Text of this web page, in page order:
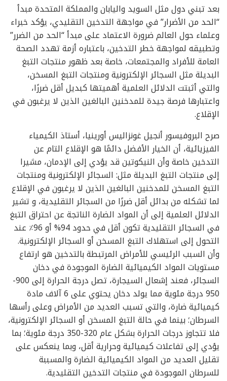
بعد تبني دول مثل السويد واليابان والمملكة المتحدة مبدأ
“الحد من الأضرار” في مواجهة التدخين التقليدي، يؤكد خبراء
وعلماء حول العالم ضرورة الاعتماد على مبدأ “الحد من الضرر”
وتطبيقه لمواجهة خطر التدخين، باعتباره أزمة تهدد الصحة
العامة للأفراد والمجتمعات، خاصة بعد ظهور منتجات التبغ
البديلة مثل السجائر الإلكترونية ومنتجات التبغ المسخن،
والتي أثبتت الدلائل العلمية أهميتها كبديل أقل ضررًا،
واعتبارها فرصة جيدة للمدخنين البالغين الذين لا يرغبون في
الإقلاع.
صرح البروفيسور أنجيل غونزاليس أورينيا، أستاذ الكيمياء
الفيزيائية، أن الخيار الأفضل دائمًا هو الإقلاع التام عن
التدخين خاصة وأن النيكوتين قد يؤدي إلى الإدمان، مشيرا
إلى منتجات التبغ البديلة مثل: السجائر الإلكترونية ومنتجات
التبغ المسخن للمدخنين البالغين الذين لا يرغبون في الإقلاع
لما تشكله من بدائل أقل ضررًا من السجائر التقليدية، و تشير
الدلائل العلمية إلى أن المواد الضارة الناتجة عن احتراق التبغ
في السجائر التقليدية تكون أقل في حدود 94% أو 96٪ عند
التحول إلى استهلاك التبغ المسخن أو السجائر الإلكترونية.
وأن السبب الرئيسي للأمراض المرتبطة بالتدخين هو ارتفاع
مستويات المواد الكيميائية الضارة الموجودة في دخان
السجائر، فعند إشعال السيجارة، تصل درجة الحرارة إلى 900-
950 درجة مئوية مما يولد دخان يحتوي على 6 آلاف مادة
كيميائية ضارة، والتي تسبب العديد من الأمراض وعلى رأسها
السرطان؛ بينما في حالة التبغ المسخن أو السجائر الإلكترونية،
فلا تتجاوز درجات الحرارة بشكل عام 320-350 درجة مئوية؛ بما
يؤدي إلى تفاعلات كيميائية وحرارية أقل، وبما ينعكس على
تقليل العديد من المواد الكيميائية الضارة والمسببة
للسرطان الموجودة في منتجات التدخين التقليدية.